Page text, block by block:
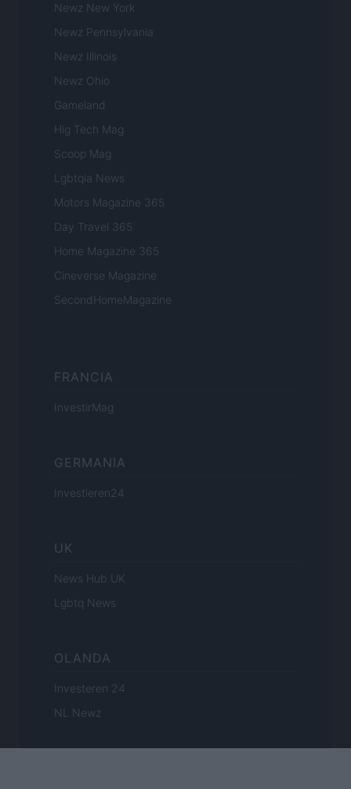
Newz New York
Newz Pennsylvania
Newz Illinois
Newz Ohio
Gameland
Hig Tech Mag
Scoop Mag
Lgbtqia News
Motors Magazine 365
Day Travel 365
Home Magazine 365
Cineverse Magazine
SecondHomeMagazine
FRANCIA
InvestirMag
GERMANIA
Investieren24
UK
News Hub UK
Lgbtq News
OLANDA
Investeren 24
NL Newz